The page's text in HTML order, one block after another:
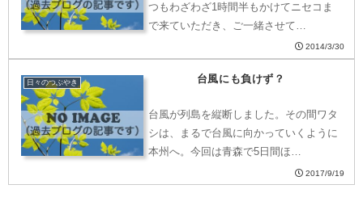
つもわざわざ1時間半もかけてニセコま
で来ていただき、ご一緒させて…
2014/3/30
日々のつぶやき 台風にも負けず？
台風が列島を縦断しました。その間ワタ
シは、まるで台風に向かっていくように
本州へ。今回は青森で5日間ほ…
2017/9/19